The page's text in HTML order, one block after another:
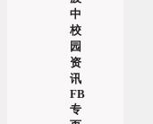
中
校
园
资
讯
FB
专